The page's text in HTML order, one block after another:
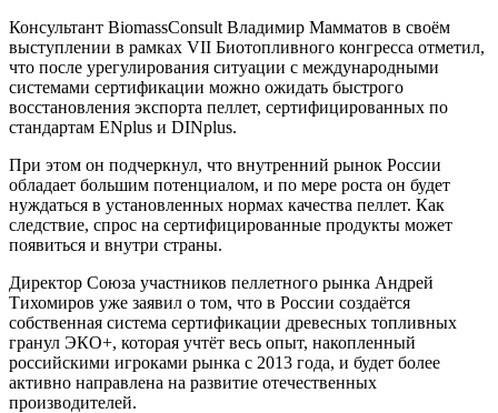
Консультант BiomassConsult Владимир Мамматов в своём
выступлении в рамках VII Биотопливного конгресса отметил,
что после урегулирования ситуации с международными
системами сертификации можно ожидать быстрого
восстановления экспорта пеллет, сертифицированных по
стандартам ENplus и DINplus.
При этом он подчеркнул, что внутренний рынок России
обладает большим потенциалом, и по мере роста он будет
нуждаться в установленных нормах качества пеллет. Как
следствие, спрос на сертифицированные продукты может
появиться и внутри страны.
Директор Союза участников пеллетного рынка Андрей
Тихомиров уже заявил о том, что в России создаётся
собственная система сертификации древесных топливных
гранул ЭКО+, которая учтёт весь опыт, накопленный
российскими игроками рынка с 2013 года, и будет более
активно направлена на развитие отечественных
производителей.